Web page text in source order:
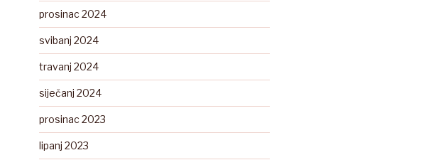
prosinac 2024
svibanj 2024
travanj 2024
siječanj 2024
prosinac 2023
lipanj 2023